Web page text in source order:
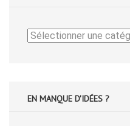
Catégories
EN MANQUE D'IDÉES ?